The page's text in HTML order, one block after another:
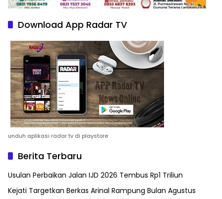
Download App Radar TV
unduh aplikasi radar tv di playstore
Berita Terbaru
Usulan Perbaikan Jalan IJD 2026 Tembus Rp1 Triliun
Kejati Targetkan Berkas Arinal Rampung Bulan Agustus